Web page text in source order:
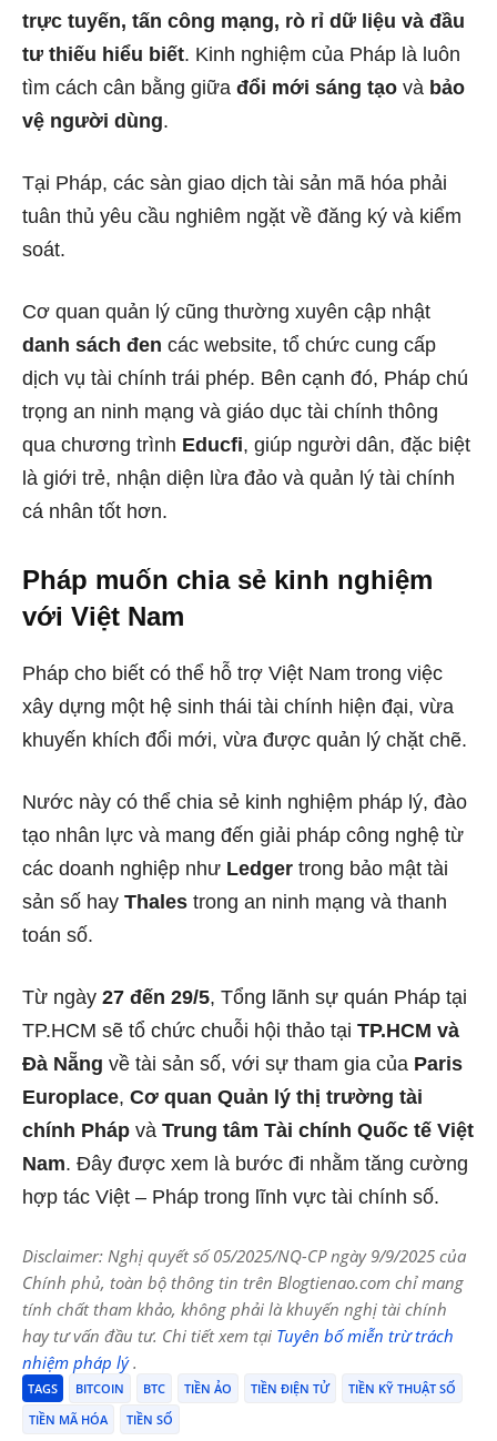
trực tuyến, tấn công mạng, rò rỉ dữ liệu và đầu
tư thiếu hiểu biết. Kinh nghiệm của Pháp là luôn
tìm cách cân bằng giữa đổi mới sáng tạo và bảo
vệ người dùng.
Tại Pháp, các sàn giao dịch tài sản mã hóa phải
tuân thủ yêu cầu nghiêm ngặt về đăng ký và kiểm
soát.
Cơ quan quản lý cũng thường xuyên cập nhật
danh sách đen các website, tổ chức cung cấp
dịch vụ tài chính trái phép. Bên cạnh đó, Pháp chú
trọng an ninh mạng và giáo dục tài chính thông
qua chương trình Educfi, giúp người dân, đặc biệt
là giới trẻ, nhận diện lừa đảo và quản lý tài chính
cá nhân tốt hơn.
Pháp muốn chia sẻ kinh nghiệm
với Việt Nam
Pháp cho biết có thể hỗ trợ Việt Nam trong việc
xây dựng một hệ sinh thái tài chính hiện đại, vừa
khuyến khích đổi mới, vừa được quản lý chặt chẽ.
Nước này có thể chia sẻ kinh nghiệm pháp lý, đào
tạo nhân lực và mang đến giải pháp công nghệ từ
các doanh nghiệp như Ledger trong bảo mật tài
sản số hay Thales trong an ninh mạng và thanh
toán số.
Từ ngày 27 đến 29/5, Tổng lãnh sự quán Pháp tại
TP.HCM sẽ tổ chức chuỗi hội thảo tại TP.HCM và
Đà Nẵng về tài sản số, với sự tham gia của Paris
Europlace, Cơ quan Quản lý thị trường tài
chính Pháp và Trung tâm Tài chính Quốc tế Việt
Nam. Đây được xem là bước đi nhằm tăng cường
hợp tác Việt – Pháp trong lĩnh vực tài chính số.
Disclaimer: Nghị quyết số 05/2025/NQ-CP ngày 9/9/2025 của
Chính phủ, toàn bộ thông tin trên Blogtienao.com chỉ mang
tính chất tham khảo, không phải là khuyến nghị tài chính
hay tư vấn đầu tư. Chi tiết xem tại Tuyên bố miễn trừ trách
nhiệm pháp lý.
TAGS BITCOIN BTC TIỀN ẢO TIỀN ĐIỆN TỬ
TIỀN KỸ THUẬT SỐ
TIỀN MÃ HÓA
TIỀN SỐ